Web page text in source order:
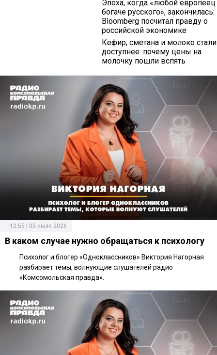
Эпоха, когда «любой европеец
богаче русского», закончилась:
Bloomberg посчитал правду о
российской экономике
Кефир, сметана и молоко стали
доступнее: почему цены на
молочку пошли вспять
12:55 | 05 июля 2026
В каком случае нужно обращаться к психологу
Психолог и блогер «Одноклассников» Виктория Нагорная
разбирает темы, волнующие слушателей радио
«Комсомольская правда».